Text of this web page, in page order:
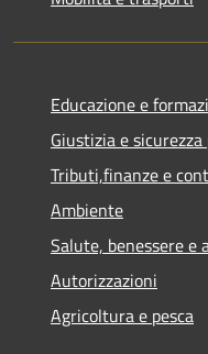
Educazione e
Giustizia e
Tributi,finanze e
Ambiente
Salute, benessere e
Autorizzazioni
Agricoltura e pesca